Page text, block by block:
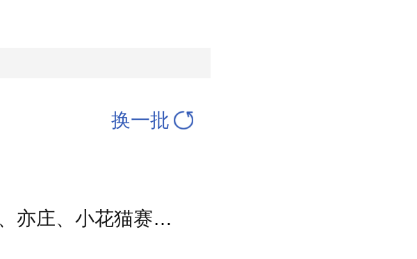
换一批
2026百队杯场地巡礼②︱瀛海、亦庄、小花猫赛区将承办多组别百队杯比赛